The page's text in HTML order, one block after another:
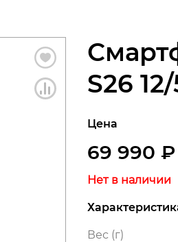
S26
Цена
69 990 ₽
Нет в наличии
Вес (г)
c политикой